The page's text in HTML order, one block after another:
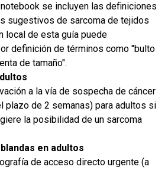
se incluyen las definiciones
sugestivos de sarcoma de tejidos
local de esta guía puede
definición de términos como "bulto
de tamaño".
a la vía de sospecha de cáncer
plazo de 2 semanas) para adultos si
la posibilidad de un sarcoma
en adultos
de acceso directo urgente (a